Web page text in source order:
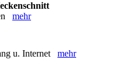
mehr
u. Internet mehr